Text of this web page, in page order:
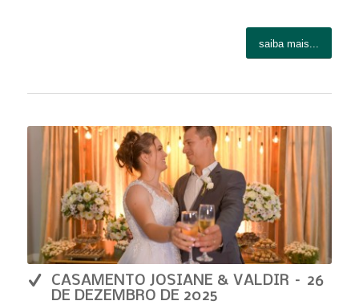
saiba mais...
CASAMENTO JOSIANE & VALDIR – 26
DE DEZEMBRO DE 2025